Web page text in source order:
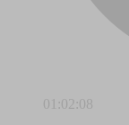
01:02:08